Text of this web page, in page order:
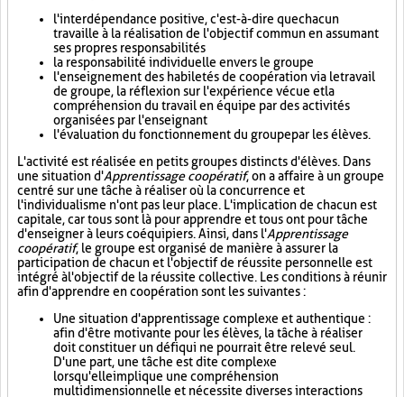
l'interdépendance positive, c'est-à-dire que chacun
travaille à la réalisation de l'objectif commun en assumant
ses propres responsabilités
la responsabilité individuelle envers le groupe
l'enseignement des habiletés de coopération via le travail
de groupe, la réflexion sur l'expérience vécue et la
compréhension du travail en équipe par des activités
organisées par l'enseignant
l'évaluation du fonctionnement du groupe par les élèves.
L'activité est réalisée en petits groupes distincts d'élèves. Dans
une situation d'Apprentissage coopératif, on a affaire à un groupe
centré sur une tâche à réaliser où la concurrence et
l'individualisme n'ont pas leur place. L'implication de chacun est
capitale, car tous sont là pour apprendre et tous ont pour tâche
d'enseigner à leurs coéquipiers. Ainsi, dans l'Apprentissage
coopératif, le groupe est organisé de manière à assurer la
participation de chacun et l'objectif de réussite personnelle est
intégré à l'objectif de la réussite collective. Les conditions à réunir
afin d'apprendre en coopération sont les suivantes :
Une situation d'apprentissage complexe et authentique :
afin d'être motivante pour les élèves, la tâche à réaliser
doit constituer un défi qui ne pourrait être relevé seul.
D'une part, une tâche est dite complexe
lorsqu'elle implique une compréhension
multidimensionnelle et nécessite diverses interactions